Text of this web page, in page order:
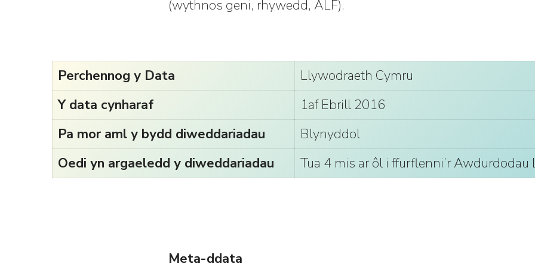
(wythnos geni, rhywedd, ALF).
Perchennog y Data
Llywodraeth Cymru
Y data cynharaf
1af Ebrill 2016
Pa mor aml y bydd diweddariadau
Blynyddol
Oedi yn argaeledd y diweddariadau
Tua 4 mis ar ôl i ffurflenni’r
Meta-ddata